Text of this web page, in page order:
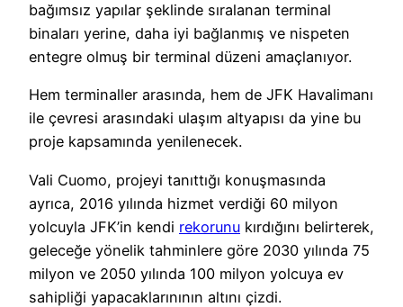
bağımsız yapılar şeklinde sıralanan terminal
binaları yerine, daha iyi bağlanmış ve nispeten
entegre olmuş bir terminal düzeni amaçlanıyor.
Hem terminaller arasında, hem de JFK Havalimanı
ile çevresi arasındaki ulaşım altyapısı da yine bu
proje kapsamında yenilenecek.
Vali Cuomo, projeyi tanıttığı konuşmasında
ayrıca, 2016 yılında hizmet verdiği 60 milyon
yolcuyla JFK’in kendi rekorunu kırdığını belirterek,
geleceğe yönelik tahminlere göre 2030 yılında 75
milyon ve 2050 yılında 100 milyon yolcuya ev
sahipliği yapacaklarınının altını çizdi.